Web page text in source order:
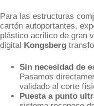
Para las estructuras
cartón autoportantes,
plástico acrílico de gran
digital Kongsberg
Sin necesidad de
Pasamos
validado al corte
Puesta a punto